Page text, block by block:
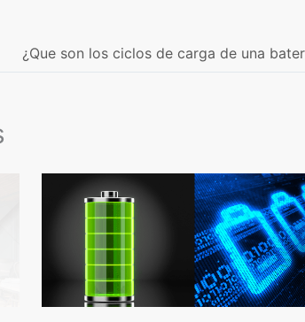
¿Que son los ciclos de carga de una